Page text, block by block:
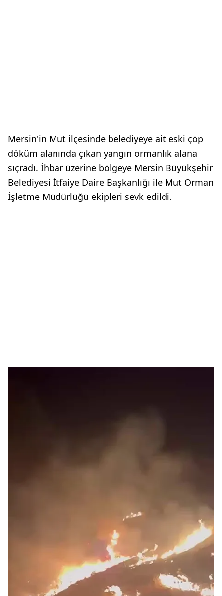
Mersin'in Mut ilçesinde belediyeye ait eski çöp
döküm alanında çıkan yangın ormanlık alana
sıçradı. İhbar üzerine bölgeye Mersin Büyükşehir
Belediyesi İtfaiye Daire Başkanlığı ile Mut Orman
İşletme Müdürlüğü ekipleri sevk edildi.